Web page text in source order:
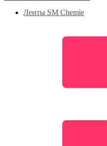
Ленты SM Chemie